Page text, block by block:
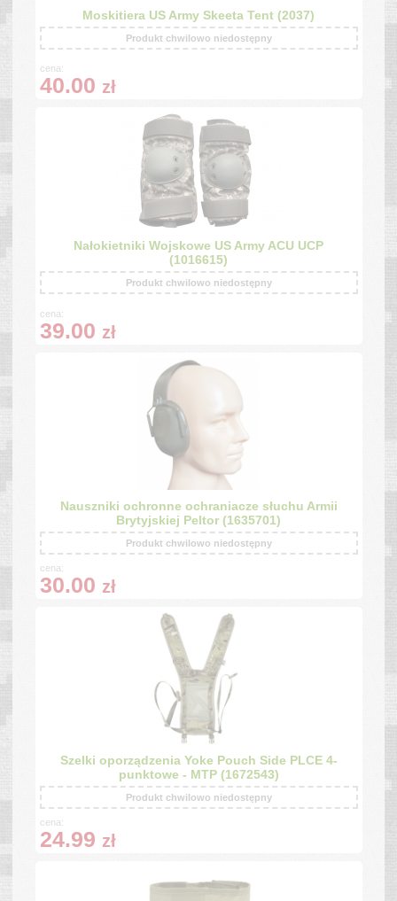
Moskitiera US Army Skeeta Tent (2037)
Produkt chwilowo niedostępny
cena:
40.00 zł
Nałokietniki Wojskowe US Army ACU UCP
(1016615)
Produkt chwilowo niedostępny
cena:
39.00 zł
Nauszniki ochronne ochraniacze słuchu Armii
Brytyjskiej Peltor (1635701)
Produkt chwilowo niedostępny
cena:
30.00 zł
Szelki oporządzenia Yoke Pouch Side PLCE 4-
punktowe - MTP (1672543)
Produkt chwilowo niedostępny
cena:
24.99 zł